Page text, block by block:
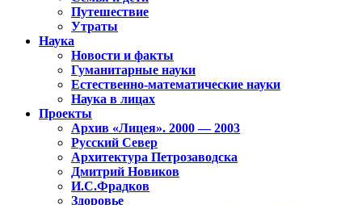
Путешествие
Утраты
Наука
Новости и факты
Гуманитарные науки
Естественно-математические науки
Наука в лицах
Проекты
Архив «Лицея». 2000 — 2003
Русский Север
Архитектура Петрозаводска
Дмитрий Новиков
И.С.Фрадков
Здоровье